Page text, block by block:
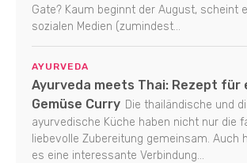
Gate? Kaum beginnt der August, scheint
sozialen Medien (zumindest...
AYURVEDA
Ayurveda meets Thai: Rezept für
Gemüse Curry Die thailändische und
ayurvedische Küche haben nicht nur die
liebevolle Zubereitung gemeinsam. Auch
es eine interessante Verbindung...